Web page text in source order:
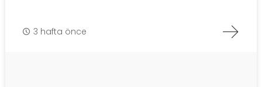
3 hafta önce